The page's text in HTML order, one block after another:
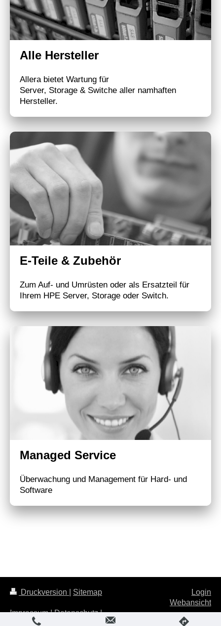
Alle Hersteller
Allera bietet Wartung für
Server, Storage & Switche aller namhaften
Hersteller.
E-Teile & Zubehör
Zum Auf- und Umrüsten oder als Ersatzteil für
Ihrem HPE Server, Storage oder Switch.
Managed Service
Überwachung und Management für Hard- und
Software
Druckversion Sitemap
Impressum|Datenschutz|
Wiederruf
Login
Webansicht